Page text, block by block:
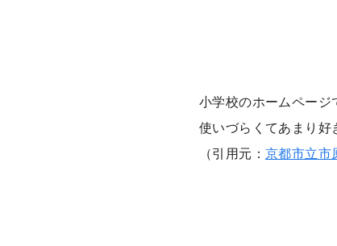
小学校のホームページ
使いづらくてあまり
（引用元： 京都市立市